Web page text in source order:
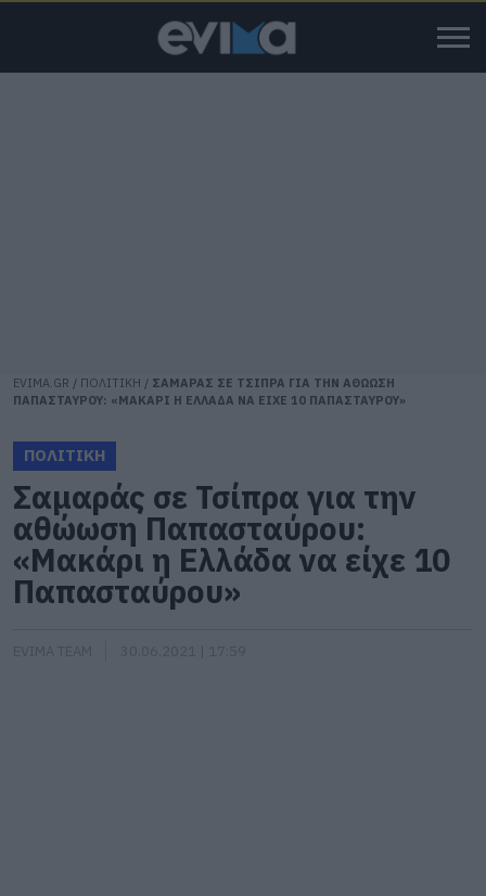
EVIMA.GR / ΠΟΛΙΤΙΚΗ / ΣΑΜΑΡΑΣ ΣΕ ΤΣΙΠΡΑ ΓΙΑ ΤΗΝ ΑΘΩΩΣΗ
ΠΑΠΑΣΤΑΥΡΟΥ: «ΜΑΚΑΡΙ Η ΕΛΛΑΔΑ ΝΑ ΕΙΧΕ 10 ΠΑΠΑΣΤΑΥΡΟΥ»
ΠΟΛΙΤΙΚΗ
Σαμαράς σε Τσίπρα για την
αθώωση Παπασταύρου:
«Μακάρι η Ελλάδα να είχε 10
Παπασταύρου»